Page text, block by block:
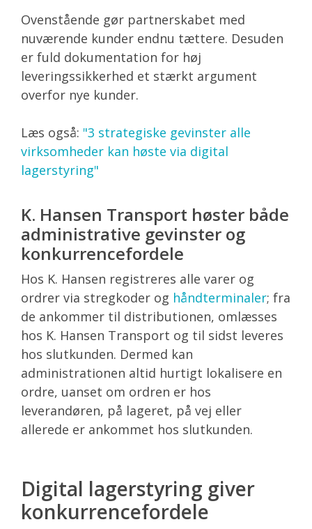
Ovenstående gør partnerskabet med
nuværende kunder endnu tættere. Desuden
er fuld dokumentation for høj
leveringssikkerhed et stærkt argument
overfor nye kunder.
Læs også: "3 strategiske gevinster alle
virksomheder kan høste via digital
lagerstyring"
K. Hansen Transport høster både
administrative gevinster og
konkurrencefordele
Hos K. Hansen registreres alle varer og
ordrer via stregkoder og håndterminaler; fra
de ankommer til distributionen, omlæsses
hos K. Hansen Transport og til sidst leveres
hos slutkunden. Dermed kan
administrationen altid hurtigt lokalisere en
ordre, uanset om ordren er hos
leverandøren, på lageret, på vej eller
allerede er ankommet hos slutkunden.
Digital lagerstyring giver
konkurrencefordele